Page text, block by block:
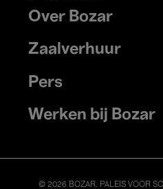
Footer
menu
Over Bozar
Zaalverhuur
Pers
Werken bij Bozar
© 2026 BOZAR. PALEIS VOOR